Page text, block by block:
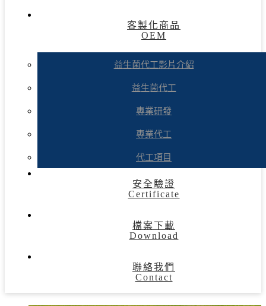
客製化商品
OEM
益生菌代工影片介紹
益生菌代工
專業研發
專業代工
代工項目
安全驗證
Certificate
檔案下載
Download
聯絡我們
Contact